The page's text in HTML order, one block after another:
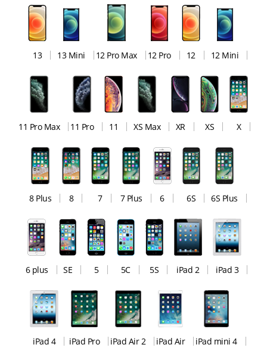
13 13 Mini 12 Pro Max 12 Pro 12 12 Mini
11 Pro Max 11 Pro 11 XS Max XR XS X
8 Plus 8 7 7 Plus 6 6S 6S Plus
6 plus SE 5 5C 5S iPad 2 iPad 3
iPad 4 iPad Pro iPad Air 2 iPad Air iPad mini 4